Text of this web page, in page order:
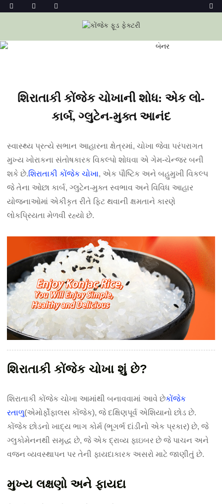
ઘર સમાચાર
શિરાતાકી કોંજેક ચોખાની શોધ: એક લો-કાર્બ,
શિરાતાકી કોંજેક ચોખાની શોધ: એક લો-
કાર્બ, ગ્લુટેન-મુક્ત આનંદ
સ્વાસ્થ્ય પ્રત્યે સભાન આહારના ક્ષેત્રમાં, ચોખા જેવા પરંપરાગત
મુખ્ય ખોરાકના સંતોષકારક વિકલ્પો શોધવા એ ગેમ-ચેન્જર બની
શકે છે.શિરાતાકી કોંજેક ચોખા, એક પૌષ્ટિક અને બહુમુખી વિકલ્પ
જે તેના ઓછા કાર્બ, ગ્લુટેન-મુક્ત સ્વભાવ અને વિવિધ આહાર
યોજનાઓમાં એકીકૃત રીતે ફિટ થવાની ક્ષમતાને કારણે
લોકપ્રિયતા મેળવી રહ્યો છે.
શિરાતાકી કોંજેક ચોખા શું છે?
શિરાતાકી કોંજેક ચોખા આમાંથી બનાવવામાં આવે છેકોંજેક
રતાળુ(એમોર્ફોફાલસ કોંજેક), જે દક્ષિણપૂર્વ એશિયાનો છોડ છે.
કોંજેક છોડનો ખાદ્ય ભાગ કોર્મ (ભૂગર્ભ દાંડીનો એક પ્રકાર) છે, જે
ગ્લુકોમેનનથી સમૃદ્ધ છે, જે એક દ્રાવ્ય ફાઇબર છે જે પાચન અને
વજન વ્યવસ્થાપન પર તેની ફાયદાકારક અસરો માટે જાણીતું છે.
મુખ્ય લક્ષણો અને ફાયદા